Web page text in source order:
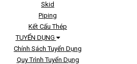
Skid
Piping
Kết Cấu Thép
TUYỂN DỤNG
Chính Sách Tuyển Dụng
Quy Trình Tuyển Dụng